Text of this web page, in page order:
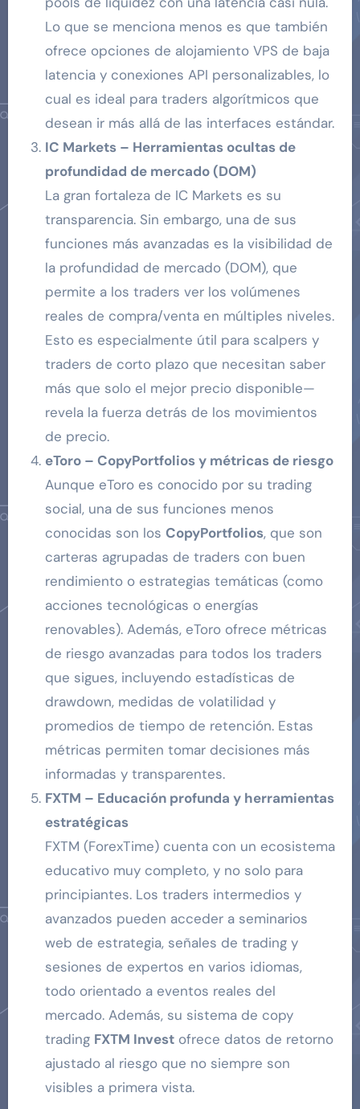
Lo que se menciona menos es que también
ofrece opciones de alojamiento VPS de baja
latencia y conexiones API personalizables, lo
cual es ideal para traders algorítmicos que
desean ir más allá de las interfaces estándar.
IC Markets – Herramientas ocultas de
profundidad de mercado (DOM)
La gran fortaleza de IC Markets es su
transparencia. Sin embargo, una de sus
funciones más avanzadas es la visibilidad de
la profundidad de mercado (DOM), que
permite a los traders ver los volúmenes
reales de compra/venta en múltiples niveles.
Esto es especialmente útil para scalpers y
traders de corto plazo que necesitan saber
más que solo el mejor precio disponible—
revela la fuerza detrás de los movimientos
de precio.
eToro – CopyPortfolios y métricas de riesgo
Aunque eToro es conocido por su trading
social, una de sus funciones menos
conocidas son los CopyPortfolios, que son
carteras agrupadas de traders con buen
rendimiento o estrategias temáticas (como
acciones tecnológicas o energías
renovables). Además, eToro ofrece métricas
de riesgo avanzadas para todos los traders
que sigues, incluyendo estadísticas de
drawdown, medidas de volatilidad y
promedios de tiempo de retención. Estas
métricas permiten tomar decisiones más
informadas y transparentes.
FXTM – Educación profunda y herramientas
estratégicas
FXTM (ForexTime) cuenta con un ecosistema
educativo muy completo, y no solo para
principiantes. Los traders intermedios y
avanzados pueden acceder a seminarios
web de estrategia, señales de trading y
sesiones de expertos en varios idiomas,
todo orientado a eventos reales del
mercado. Además, su sistema de copy
trading FXTM Investofrece datos de retorno
ajustado al riesgo que no siempre son
visibles a primera vista.